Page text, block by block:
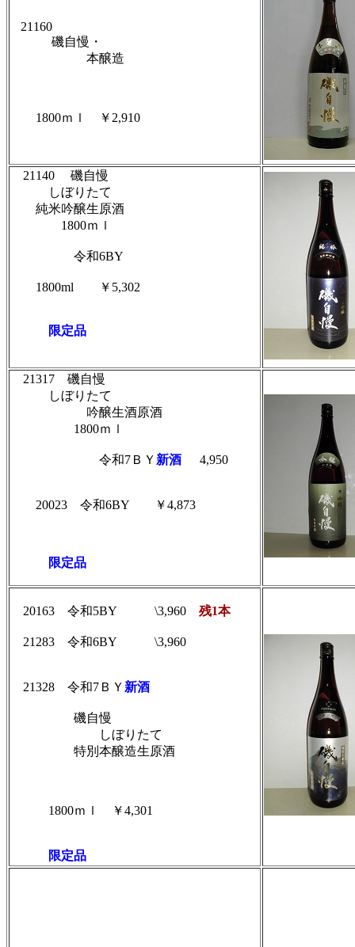
21160
磯自慢・
本醸造
1800ｍｌ ￥2,910
21140 磯自慢
しぼりたて
純米吟醸生原酒
1800ｍｌ
令和6BY
1800ml ￥5,302
限定品
21317 磯自慢
しぼりたて
吟醸生酒原酒
1800ｍｌ
令和7ＢＹ 新酒 4,950
20023 令和6BY ￥4,873
限定品
20163 令和5BY \3,960 残1本
21283 令和6BY \3,960
21328 令和7ＢＹ 新酒
磯自慢
しぼりたて
特別本醸造生原酒
1800ｍｌ ￥4,301
限定品